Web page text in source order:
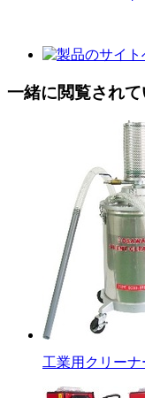
一緒に閲覧され
工業用クリーナ